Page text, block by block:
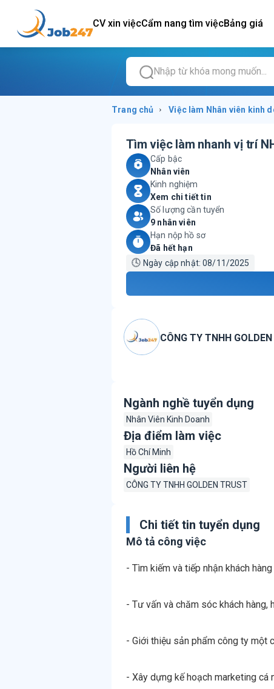
CV xin việcCẩm nang tìm việcBảng giá
Trang chủ › Việc làm Nhân viên kinh
Tìm việc làm nhanh vị trí
Cấp bậc
Nhân viên
Kinh nghiệm
Xem chi tiết tin
Số lượng cần tuyển
9 nhân viên
Hạn nộp hồ sơ
Đã hết hạn
🕓 Ngày cập nhật:08/11/2025
CÔNG TY TNHH
Ngành nghề tuyển dụng
Nhân Viên Kinh Doanh
Địa điểm làm việc
Hồ Chí Minh
Người liên hệ
CÔNG TY TNHH GOLDEN TRUST
Chi tiết tin tuyển dụng
Mô tả công việc
- Tìm kiếm và tiếp nhận khách
- Tư vấn và chăm sóc khách hàng,
- Giới thiệu sản phẩm công ty một
- Xây dựng kế hoạch marketing cá